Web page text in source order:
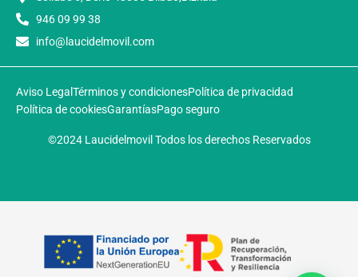
946 09 99 38
info@laucidelmovil.com
Aviso Legal Términos y condicionesPolítica de privacidad
Política de cookiesGarantíasPago seguro
©2024 Laucidelmovil Todos los derechos Reservados